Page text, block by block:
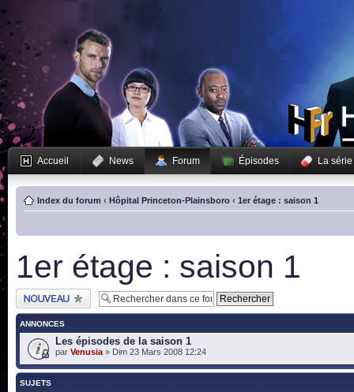
Accueil News Forum Épisodes La série
Index du forum ‹ Hôpital Princeton-Plainsboro ‹ 1er étage : saison 1
1er étage : saison 1
Publier un nouveau
sujet
ANNONCES
Les épisodes de la saison 1
par Venusia » Dim 23 Mars 2008 12:24
SUJETS